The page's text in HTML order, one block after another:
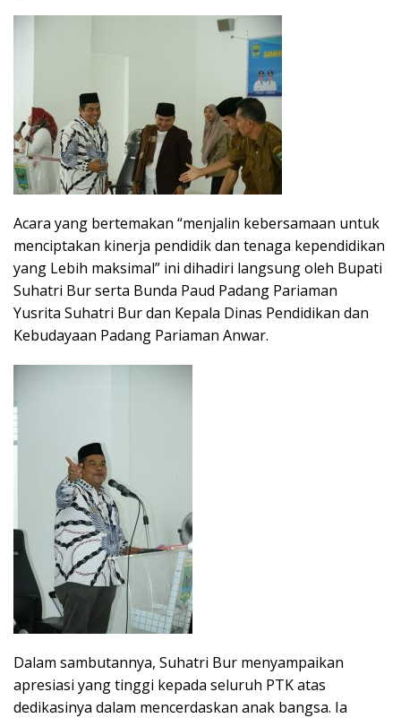
Acara yang bertemakan “menjalin kebersamaan untuk
menciptakan kinerja pendidik dan tenaga kependidikan
yang Lebih maksimal” ini dihadiri langsung oleh Bupati
Suhatri Bur serta Bunda Paud Padang Pariaman
Yusrita Suhatri Bur dan Kepala Dinas Pendidikan dan
Kebudayaan Padang Pariaman Anwar.
Dalam sambutannya, Suhatri Bur menyampaikan
apresiasi yang tinggi kepada seluruh PTK atas
dedikasinya dalam mencerdaskan anak bangsa. Ia